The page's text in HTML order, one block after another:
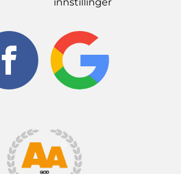
innstillinger